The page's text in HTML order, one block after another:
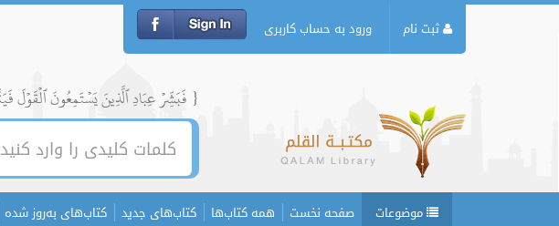
ثبت نام ورود به حساب کاربری
{ فَبَشِّرۡ عِبَادِ ٱلَّذِينَ يَسۡتَمِعُونَ ٱلۡقَوۡلَ
موضوعات صفحه نخست همه کتاب‌ها کتاب‌های جدید کتاب‌های به‌روز شده